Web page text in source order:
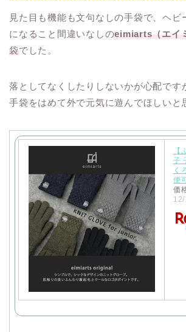
見た目も機能も文句なしの手袋で、ヘビ
になること間違いなしのeimiarts（エイ
袋でした。
落としてなくしたりしないかが心配です
手袋をはめて外で元気に遊んでほしいと
子
く
便
価
12/